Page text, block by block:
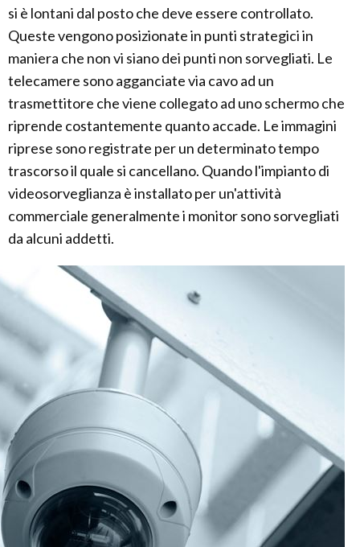
si è lontani dal posto che deve essere controllato.
Queste vengono posizionate in punti strategici in
maniera che non vi siano dei punti non sorvegliati. Le
telecamere sono agganciate via cavo ad un
trasmettitore che viene collegato ad uno schermo che
riprende costantemente quanto accade. Le immagini
riprese sono registrate per un determinato tempo
trascorso il quale si cancellano. Quando l'impianto di
videosorveglianza è installato per un'attività
commerciale generalmente i monitor sono sorvegliati
da alcuni addetti.